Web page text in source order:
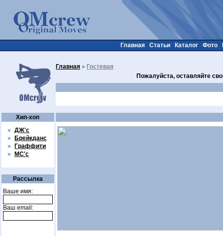
Хип-хоп
» ДЖ'с
»
Брейкданс
»
Граффити
»
МС'с
Рассылка
Ваше имя:
Ваш email:
Главная Статьи Каталог Фото
Главная » Гостевая
Пожалуйста, оставляйте